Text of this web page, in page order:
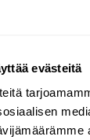
evästeitä